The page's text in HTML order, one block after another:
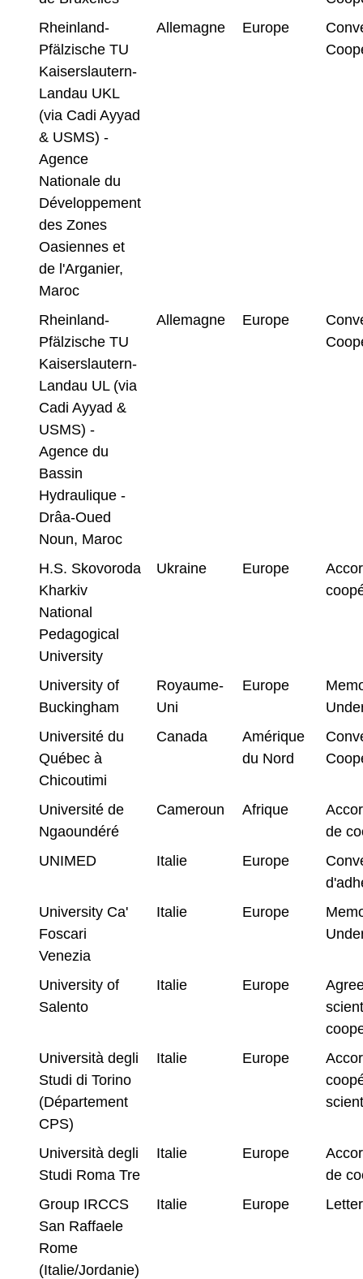
Rheinland-
Pfälzische TU
Kaiserslautern-
Landau UKL
(via Cadi Ayyad
& USMS) -
Agence
Nationale du
Développement
des Zones
Oasiennes et
de l'Arganier,
Maroc
Allemagne Europe
Rheinland-
Pfälzische TU
Kaiserslautern-
Landau UL (via
Cadi Ayyad &
USMS) -
Agence du
Bassin
Hydraulique -
Drâa-Oued
Noun, Maroc
Allemagne Europe
H.S. Skovoroda
Kharkiv
National
Pedagogical
University
Ukraine Europe
University of
Buckingham
Royaume-
Uni
Europe
Université du
Québec à
Chicoutimi
Canada
Amérique
du Nord
Université de
Ngaoundéré
Cameroun Afrique
de
UNIMED
Italie Europe
University Ca'
Foscari
Venezia
Italie Europe
University of
Salento
Italie Europe
Università degli
Studi di Torino
(Département
CPS)
Italie Europe
Università degli
Studi Roma Tre
Italie Europe
de
Group IRCCS
San Raffaele
Rome
(Italie/Jordanie)
Italie Europe